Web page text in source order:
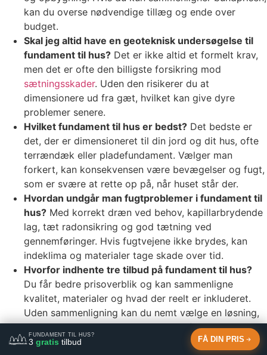
kan du overse nødvendige tillæg og ende over
budget.
Skal jeg altid have en geoteknisk undersøgelse til
fundament til hus? Det er ikke altid et formelt krav,
men det er ofte den billigste forsikring mod
sætningsskader. Uden den risikerer du at
dimensionere ud fra gæt, hvilket kan give dyre
problemer senere.
Hvilket fundament til hus er bedst? Det bedste er
det, der er dimensioneret til din jord og dit hus, ofte
terrændæk eller pladefundament. Vælger man
forkert, kan konsekvensen være bevægelser og fugt,
som er svære at rette op på, når huset står der.
Hvordan undgår man fugtproblemer i fundament til
hus? Med korrekt dræn ved behov, kapillarbrydende
lag, tæt radonsikring og god tætning ved
gennemføringer. Hvis fugtvejene ikke brydes, kan
indeklima og materialer tage skade over tid.
Hvorfor indhente tre tilbud på fundament til hus?
Du får bedre prisoverblik og kan sammenligne
kvalitet, materialer og hvad der reelt er inkluderet.
Uden sammenligning kan du nemt vælge en løsning,
der ser billig ud, men som mangler afgørende dele.
Få 3 gratis tilbud
FUNDAMENT TIL HUS?
3gratis tilbud FÅ DIN PRIS